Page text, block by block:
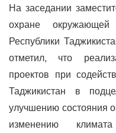
На заседании
охране
Республики
отметил, что
проектов при
Таджикистан в
улучшению состояния
изменению